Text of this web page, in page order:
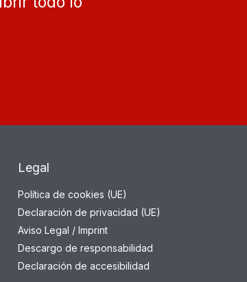
Legal
Política de cookies (UE)
Declaración de privacidad (UE)
Aviso Legal / Imprint
Descargo de responsabilidad
Declaración de accesibilidad